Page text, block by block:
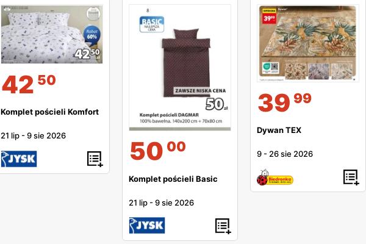
42 50
Komplet pościeli Komfort
21 lip -9 sie 2026
50 00
Komplet pościeli Basic
21 lip -9 sie 2026
39 99
Dywan TEX
9 - 26 sie 2026